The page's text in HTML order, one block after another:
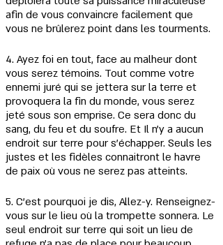
afin de vous convaincre facilement que
vous ne brûlerez point dans les tourments.
4. Ayez foi en tout, face au malheur dont
vous serez témoins. Tout comme votre
ennemi juré qui se jettera sur la terre et
provoquera la fin du monde, vous serez
jeté sous son emprise. Ce sera donc du
sang, du feu et du soufre. Et Il n'y a aucun
endroit sur terre pour s'échapper. Seuls les
justes et les fidèles connaitront le havre
de paix où vous ne serez pas atteints.
5. C'est pourquoi je dis, Allez-y. Renseignez-
vous sur le lieu où la trompette sonnera. Le
seul endroit sur terre qui soit un lieu de